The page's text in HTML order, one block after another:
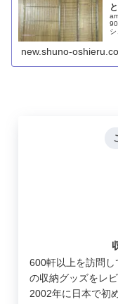
new.shuno-
600軒以上を訪問
の収納グッズをレ
2002年に日本で初